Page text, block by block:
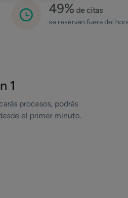
49% de citas
se reservan fuera del
1
procesos, podrás
el primer minuto.